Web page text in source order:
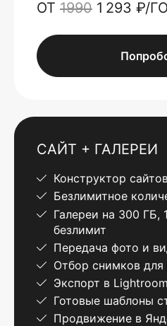
ОТ 1990 1 293 ₽/
САЙТ + ГАЛЕРЕИ
Конструктор
Безлимитное
Галереи на 300 ГБ,
безлимит
Передача фото и
Отбор снимков
Экспорт в
Готовые шаблоны
Продвижение в